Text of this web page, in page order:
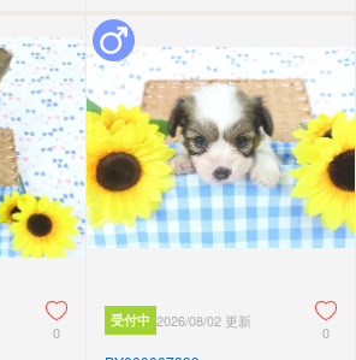
0
受付中 2026/08/02 更新
0